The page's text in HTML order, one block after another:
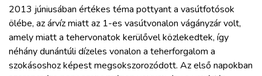
WEBSHOP
BELÉPÉS
2013 júniusában értékes téma pottyant a vasútfotósok
ölébe, az árvíz miatt az 1-es vasútvonalon vágányzár volt,
amely miatt a tehervonatok kerülővel közlekedtek, így
néhány dunántúli dízeles vonalon a teherforgalom a
szokásoshoz képest megsokszorozódott. Az első napokban